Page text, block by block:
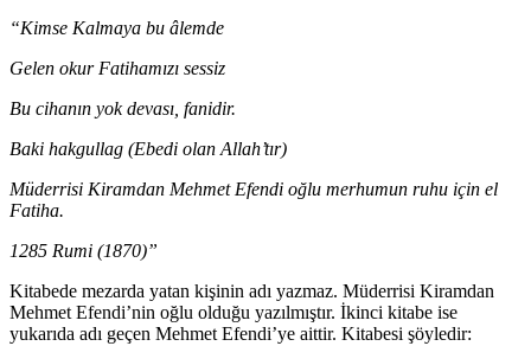
“Kimse Kalmaya bu âlemde
Gelen okur Fatihamızı sessiz
Bu cihanın yok devası, fanidir.
Baki hakgullag (Ebedi olan Allah’tır)
Müderrisi Kiramdan Mehmet Efendi oğlu merhumun ruhu için el
Fatiha.
1285 Rumi (1870)”
Kitabede mezarda yatan kişinin adı yazmaz. Müderrisi Kiramdan
Mehmet Efendi’nin oğlu olduğu yazılmıştır. İkinci kitabe ise
yukarıda adı geçen Mehmet Efendi’ye aittir. Kitabesi şöyledir: